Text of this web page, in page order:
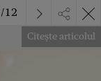
Citește articolul
/12